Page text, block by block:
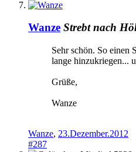
Wanze Strebt nach
Sehr schön. So einen
lange hinzukriegen...
Grüße,
Wanze
Wanze, 23.Dezember.2012
#287